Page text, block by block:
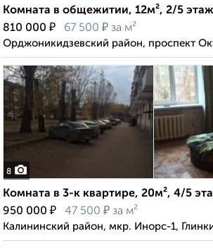
Комната в общежитии, 12м², 2/5 этаж
810 000 ₽ 67 500 ₽ за м²
Орджоникидзевский район, проспект
8
Комната в 3-к квартире, 20м², 4/5
950 000 ₽ 47 500 ₽ за м²
Калининский район, мкр. Инорс-1,